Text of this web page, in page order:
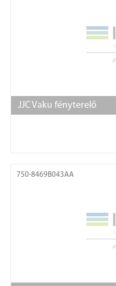
JJC Vaku fényterelő
750-8469B043AA